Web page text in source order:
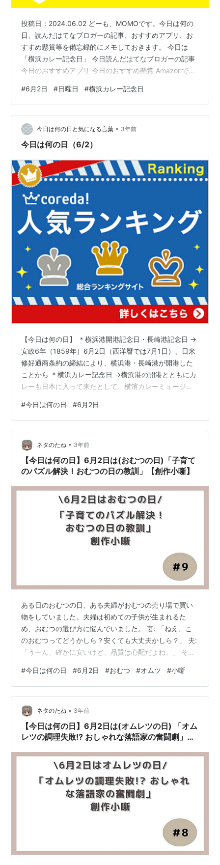
投稿日：2024.06.02 どーも、MOMOです。今日は何の
日、読んだはてなブロガーの記事、おすすめアプリ、お
すすめ懸賞等を備忘録的にメモしておきます。 今日は
「横浜カレー記念日」 今日読んだはてなブロガーの記事
今日のおすすめアプリ 今日のおすすめ懸賞 Amazonで買
は、横浜カレー記念日らしいです。1859年（安政6年）
に横浜港が開港した時に同時にカレーも日本に入ってき
たとの説に基づいて横濱カレーミュージアムが制定しま
した。現在でも横浜においてカレーは人気の食べ物であ
り、数多くのカレー店があります。 エバラ 横濱舶来亭カ
#6月2日 #日曜日 #横浜カレー記念日
今日は何の日と気になる言葉 • 3年前
今日は何の日（6/2）
【今日は何の日】 ＊横浜港開港記念日・長崎港記念日 →
安政6年（1859年）6月2日（西洋暦では7月1日）、日米
修好通商条約の締結により、横浜港・長崎港が開港した
ことから ＊横浜カレー記念日 →横浜港の開港とともにカ
レーも日本に入って来たとして、横濱カレーミュージア
く会」が、路地の良さを見直そうと制定。六(ろ)二(じ)で
「ろじ」の語呂合せ ＊ローズの日 →奈良県香芝市の雑貨
店・フレンチレースが制定。六(ろ)2(ツー)で「ローズ」
の語呂合せ ＊CEの日 →日本臨床工学技士会がCE志望者
拡大に繋げる広報活動の一環として制定した 臨床工学技
士が国…
#今日は何の日 #6月2日
ネタのたね • 3年前
【今日は何の日】6月2日は(おむつの日)「子育て
のパズル解決！おむつの日の教訓」【創作小噺】
ある日のおむつの日、ある夫婦がおむつの売り場で買い
物をしていました。夫婦は初めての子供が生まれるた
め、おむつの選び方に悩んでいました。 妻: 「ねえ、こ
のおむつってどうかしら？安くても大丈夫かしら？」 夫:
「うーん、確かに安いけど、品質は心配だよね。」 そこ
お探しですか？おむつのことでお悩みですか？」 夫婦:
「はい、ちょっと迷っているんです。」 店員: 「おむつ
の選び方は大切ですよ。安いおむつでも子供が快適に過
ごせるものをおすすめします。」 妻: 「でも、どうやっ
て判断すればいいのかしら？」 店員: 「まずはサイズを
選びましょう。子供の…
#今日は何の日 #6月2日 #おむつ #オムツ #小噺
ネタのたね • 3年前
【今日は何の日】6月2日は(オムレツの日) 「オム
レツの調理失敗!? おしゃれな落語家の奮闘劇」